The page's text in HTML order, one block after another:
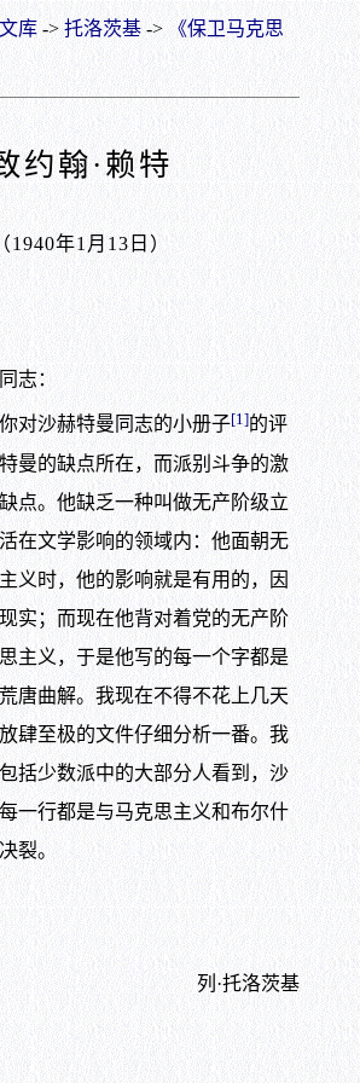
库-> 托洛茨基->
《保卫马克思
约翰·赖特
（1940年1月13日）
：
沙赫特曼同志的小册子[1]的评
曼的缺点所在，而派别斗争的激
点。他缺乏一种叫做无产阶级立
在文学影响的领域内：他面朝无
义时，他的影响就是有用的，因
实；而现在他背对着党的无产阶
主义，于是他写的每一个字都是
唐曲解。我现在不得不花上几天
肆至极的文件仔细分析一番。我
括少数派中的大部分人看到，沙
一行都是与马克思主义和布尔什
裂。
列·托洛茨基